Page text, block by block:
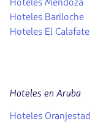
Hoteles Bariloche
Hoteles El Calafate
Hoteles en Aruba
Hoteles Oranjestad